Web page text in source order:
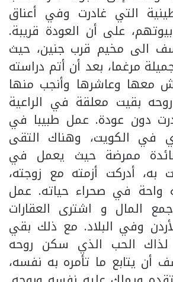
التي غادرت وفي أعناق
على أن العودة قريبة.
الى مخيم قرب جنين، حيث
مرغما، بعد أن أتم دراسته
معها وعاشرها وأنجب منها
روحه بقيت معلقة في الراعية
دون عودة. عمل طبيبا في
في الكويت، وهناك التقى
ممرضة حيث يعمل في
به، أدركت أزمته مع زوجته،
واحة في صحراء حياته. عمل
المال و اشترى العقارات
وفي البلاد. مع ذلك بقي
الحب الذي سكن روحه
أن يتابع ما تأمره به نفسه،